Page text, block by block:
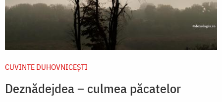
CUVINTE DUHOVNICEȘTI
Deznădejdea – culmea păcatelor